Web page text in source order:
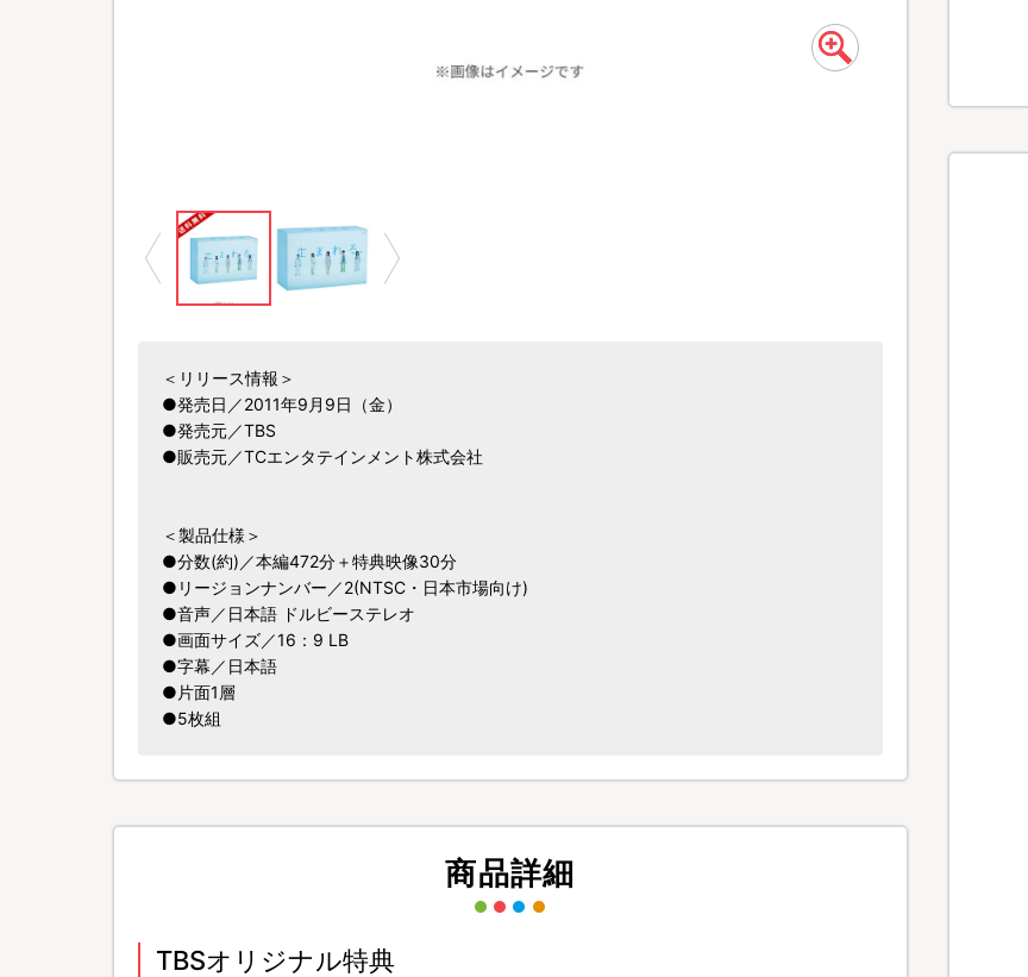
＜リリース情報＞
●発売日／2011年9月9日（金）
●発売元／TBS
●販売元／TCエンタテインメント株式会社
＜製品仕様＞
●分数(約)／本編472分＋特典映像30分
●リージョンナンバー／2(NTSC・日本市場向け)
●音声／日本語 ドルビーステレオ
●画面サイズ／16：9 LB
●字幕／日本語
●片面1層
●5枚組
商品詳細
TBSオリジナル特典